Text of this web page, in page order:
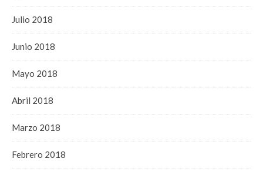
Julio 2018
Junio 2018
Mayo 2018
Abril 2018
Marzo 2018
Febrero 2018